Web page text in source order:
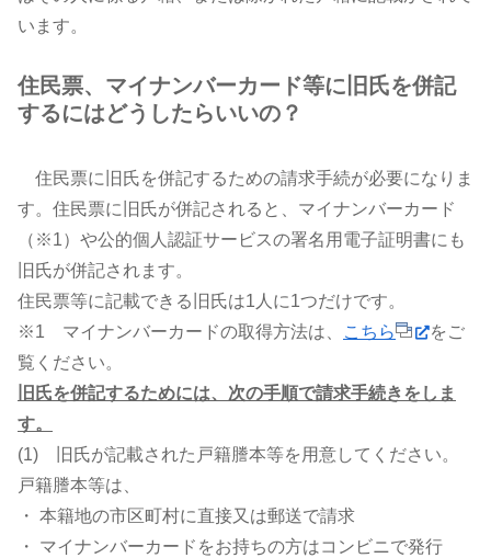
います。
住民票、マイナンバーカード等に旧氏を併記
するにはどうしたらいいの？
住民票に旧氏を併記するための請求手続が必要になりま
す。住民票に旧氏が併記されると、マイナンバーカード
（※1）や公的個人認証サービスの署名用電子証明書にも
旧氏が併記されます。
住民票等に記載できる旧氏は1人に1つだけです。
※1 マイナンバーカードの取得方法は、
こちら
をご
覧ください。
旧氏を併記するためには、次の手順で請求手続きをしま
す。
(1) 旧氏が記載された戸籍謄本等を用意してください。
戸籍謄本等は、
・ 本籍地の市区町村に直接又は郵送で請求
・ マイナンバーカードをお持ちの方はコンビニで発行